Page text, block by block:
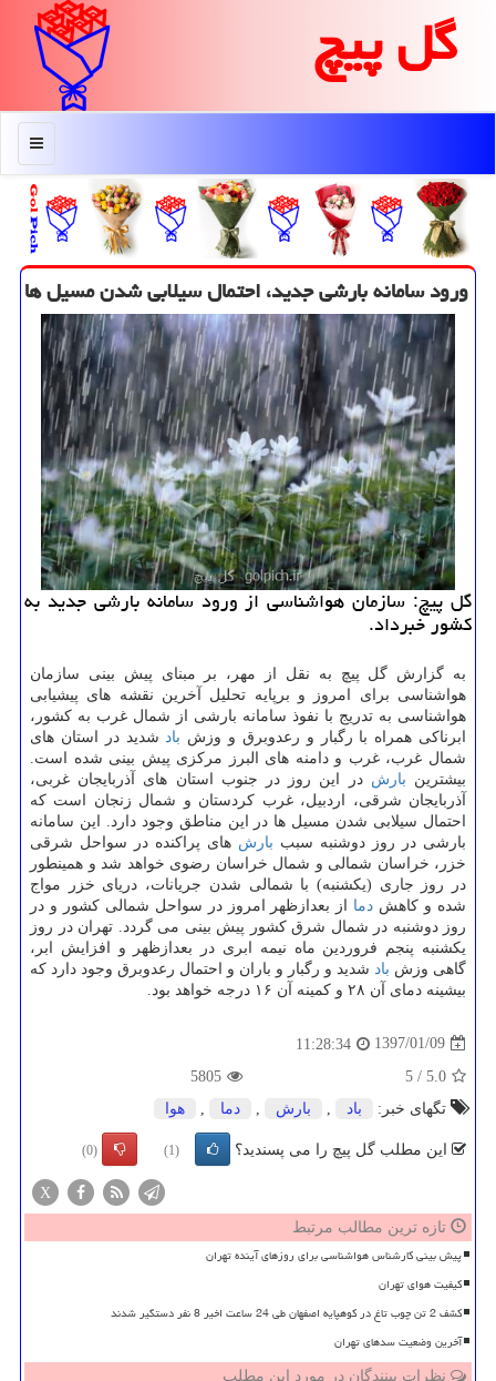
گل پیچ
منو
ورود سامانه بارشی جدید، احتمال سیلابی شدن مسیل ها
گل پیچ: سازمان هواشناسی از ورود سامانه بارشی جدید به
كشور خبرداد.
به گزارش گل پیچ به نقل از مهر، بر مبنای پیش بینی سازمان
هواشناسی برای امروز و برپایه تحلیل آخرین نقشه های پیشیابی
هواشناسی به تدریج با نفوذ سامانه بارشی از شمال غرب به كشور،
ابرناكی همراه با رگبار و رعدوبرق و وزش باد شدید در استان های
شمال غرب، غرب و دامنه های البرز مركزی پیش بینی شده است.
بیشترین بارش در این روز در جنوب استان های آذربایجان غربی،
آذربایجان شرقی، اردبیل، غرب كردستان و شمال زنجان است كه
احتمال سیلابی شدن مسیل ها در این مناطق وجود دارد. این سامانه
بارشی در روز دوشنبه سبب بارش های پراكنده در سواحل شرقی
خزر، خراسان شمالی و شمال خراسان رضوی خواهد شد و همینطور
در روز جاری (یكشنبه) با شمالی شدن جریانات، دریای خزر مواج
شده و كاهش دما از بعدازظهر امروز در سواحل شمالی كشور و در
روز دوشنبه در شمال شرق كشور پیش بینی می گردد. تهران در روز
یكشنبه پنجم فروردین ماه نیمه ابری در بعدازظهر و افزایش ابر،
گاهی وزش باد شدید و رگبار و باران و احتمال رعدوبرق وجود دارد كه
بیشینه دمای آن ۲۸ و كمینه آن ۱۶ درجه خواهد بود.
1397/01/09
11:28:34
5.0
/
5
5805
تگهای خبر:
باد , بارش , دما , هوا
این مطلب گل پیچ را می پسندید؟ (1)
(0)
X
تازه ترین مطالب مرتبط
پیش بینی کارشناس هواشناسی برای روزهای آینده تهران
کیفیت هوای تهران
کشف 2 تن چوب تاغ در کوهپایه اصفهان طی 24 ساعت اخیر 8 نفر دستگیر شدند
آخرین وضعیت سدهای تهران
نظرات بینندگان در مورد این مطلب